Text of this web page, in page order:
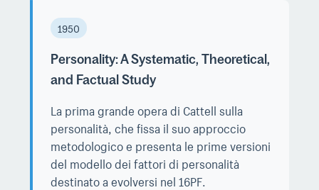
1950
Personality: A Systematic, Theoretical,
and Factual Study
La prima grande opera di Cattell sulla
personalità, che fissa il suo approccio
metodologico e presenta le prime versioni
del modello dei fattori di personalità
destinato a evolversi nel 16PF.